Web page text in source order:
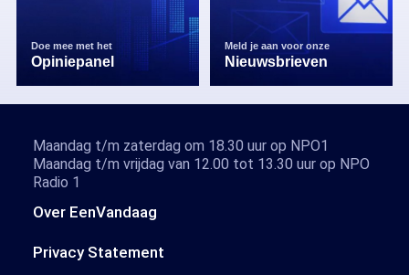
Doe mee met het
Opiniepanel
Meld je aan voor onze
Nieuwsbrieven
Over EenVandaag
Privacy Statement
Maandag t/m zaterdag om 18.30 uur op NPO1
Maandag t/m vrijdag van 12.00 tot 13.30 uur op NPO
Radio 1